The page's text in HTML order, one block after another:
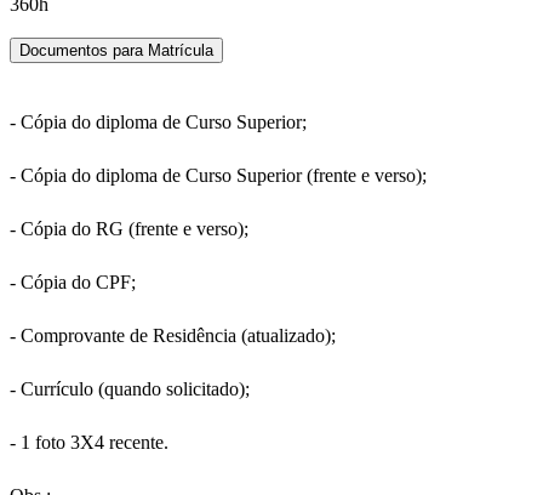
Documentos para Matrícula
- Cópia do diploma de Curso Superior;
- Cópia do diploma de Curso Superior (frente e verso);
- Cópia do RG (frente e verso);
- Cópia do CPF;
- Comprovante de Residência (atualizado);
- Currículo (quando solicitado);
- 1 foto 3X4 recente.